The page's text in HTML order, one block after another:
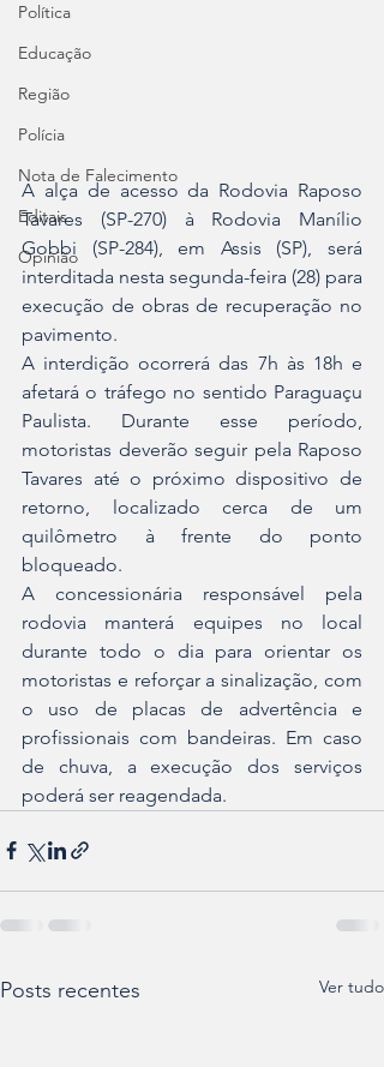
Política
Educação
Região
Polícia
Nota de Falecimento
Editais
Opinião
A alça de acesso da Rodovia Raposo
Tavares (SP-270) à Rodovia Manílio
Gobbi (SP-284), em Assis (SP), será
interditada nesta segunda-feira (28) para
execução de obras de recuperação no
pavimento.
A interdição ocorrerá das 7h às 18h e
afetará o tráfego no sentido Paraguaçu
Paulista. Durante esse período,
motoristas deverão seguir pela Raposo
Tavares até o próximo dispositivo de
retorno, localizado cerca de um
quilômetro à frente do ponto
bloqueado.
A concessionária responsável pela
rodovia manterá equipes no local
durante todo o dia para orientar os
motoristas e reforçar a sinalização, com
o uso de placas de advertência e
profissionais com bandeiras. Em caso
de chuva, a execução dos serviços
poderá ser reagendada.
Posts recentes Ver tudo